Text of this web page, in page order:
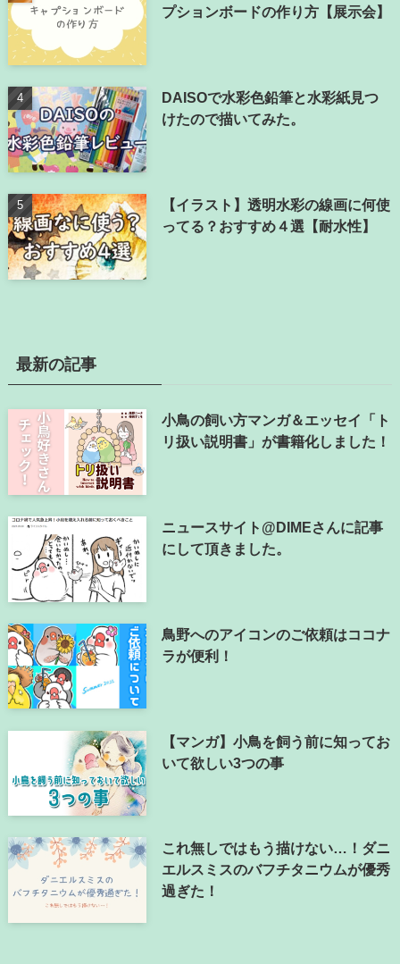
プションボードの作り方【展示会】
DAISOで水彩色鉛筆と水彩紙見つ
けたので描いてみた。
【イラスト】透明水彩の線画に何使
ってる？おすすめ４選【耐水性】
最新の記事
小鳥の飼い方マンガ＆エッセイ「ト
リ扱い説明書」が書籍化しました！
ニュースサイト@DIMEさんに記事
にして頂きました。
鳥野へのアイコンのご依頼はココナ
ラが便利！
【マンガ】小鳥を飼う前に知ってお
いて欲しい3つの事
これ無しではもう描けない…！ダニ
エルスミスのバフチタニウムが優秀
過ぎた！